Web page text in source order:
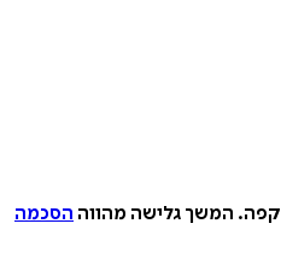
המשך גלישה מהווההסכמה